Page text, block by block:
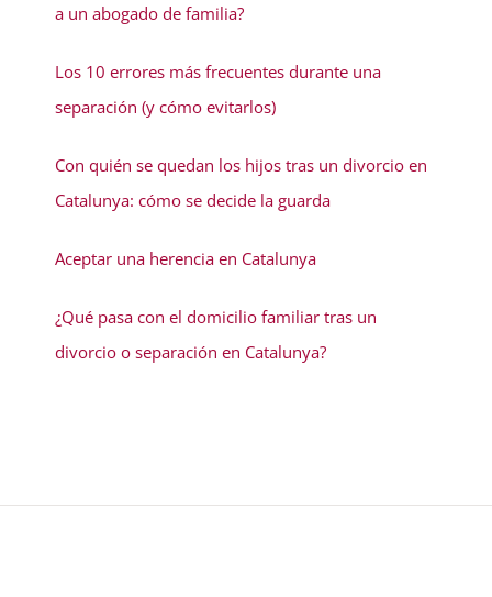
a un abogado de familia?
Los 10 errores más frecuentes durante una
separación (y cómo evitarlos)
Con quién se quedan los hijos tras un divorcio en
Catalunya: cómo se decide la guarda
Aceptar una herencia en Catalunya
¿Qué pasa con el domicilio familiar tras un
divorcio o separación en Catalunya?